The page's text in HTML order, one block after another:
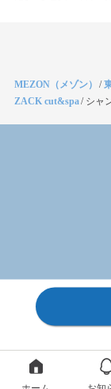
MEZON（メゾン） /
ZACK cut&spa/ シャ